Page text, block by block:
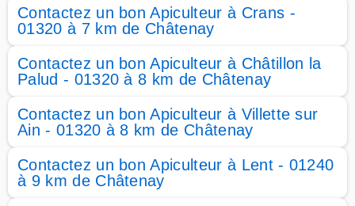
Contactez un bon Apiculteur à Crans -
01320 à 7 km de Châtenay
Contactez un bon Apiculteur à Châtillon la
Palud - 01320 à 8 km de Châtenay
Contactez un bon Apiculteur à Villette sur
Ain - 01320 à 8 km de Châtenay
Contactez un bon Apiculteur à Lent - 01240
à 9 km de Châtenay